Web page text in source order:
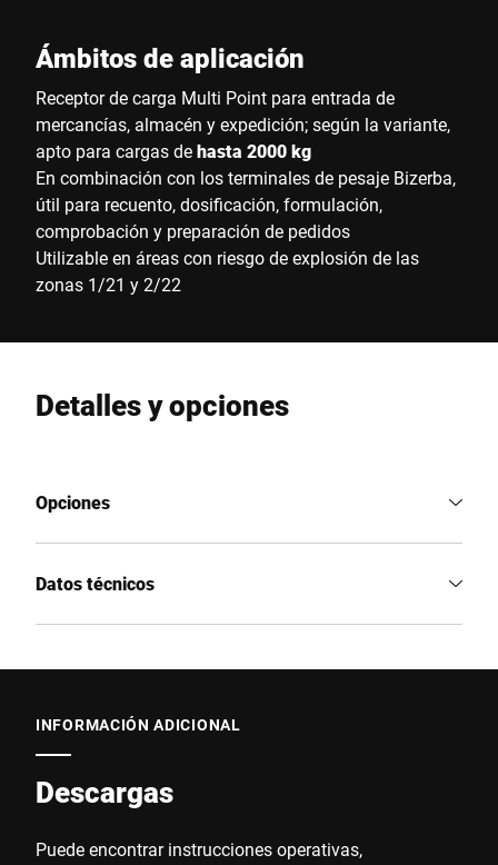
Ámbitos de aplicación
Receptor de carga Multi Point para entrada de
mercancías, almacén y expedición; según la variante,
apto para cargas dehasta 2000 kg
En combinación con los terminales de pesaje Bizerba,
útil para recuento, dosificación, formulación,
comprobación y preparación de pedidos
Utilizable en áreas con riesgo de explosión de las
zonas 1/21 y 2/22
Detalles y opciones
Opciones
Datos técnicos
INFORMACIÓN ADICIONAL
Descargas
Puede encontrar instrucciones operativas,